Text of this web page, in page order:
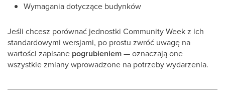
Wymagania dotyczące budynków
Jeśli chcesz porównać jednostki Community Week z ich
standardowymi wersjami, po prostu zwróć uwagę na
wartości zapisane pogrubieniem— oznaczają one
wszystkie zmiany wprowadzone na potrzeby wydarzenia.